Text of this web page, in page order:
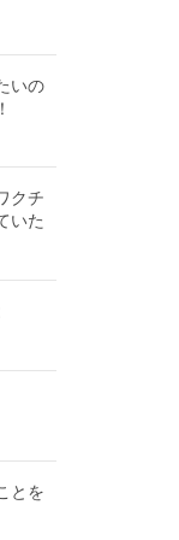
いの
クチ
いた
とを